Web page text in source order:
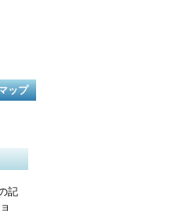
ップ
記